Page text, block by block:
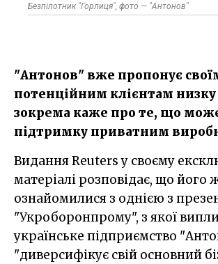
Безпілотник "Горлиця", фото — "Антонов"
"Антонов" вже пропонує
потенційним клієнтам низку
зокрема каже про те, що
підтримку приватним
Видання Reuters у своєму ексклюзивному
матеріалі розповідає, що його
ознайомилися з однією з
"Укроборонпрому", з якої
українське підприємство
"диверсифікує свій основний